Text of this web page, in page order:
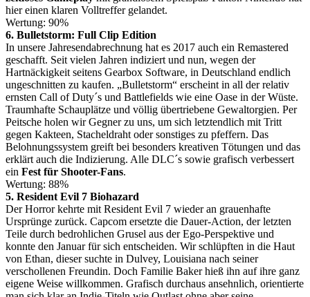
hier einen klaren Volltreffer gelandet.
Wertung: 90%
6. Bulletstorm: Full Clip Edition
In unsere Jahresendabrechnung hat es 2017 auch ein Remastered
geschafft. Seit vielen Jahren indiziert und nun, wegen der
Hartnäckigkeit seitens Gearbox Software, in Deutschland endlich
ungeschnitten zu kaufen. „Bulletstorm“ erscheint in all der relativ
ernsten Call of Duty´s und Battlefields wie eine Oase in der Wüste.
Traumhafte Schauplätze und völlig übertriebene Gewaltorgien. Per
Peitsche holen wir Gegner zu uns, um sich letztendlich mit Tritt
gegen Kakteen, Stacheldraht oder sonstiges zu pfeffern. Das
Belohnungssystem greift bei besonders kreativen Tötungen und das
erklärt auch die Indizierung. Alle DLC´s sowie grafisch verbessert
ein Fest für Shooter-Fans.
Wertung: 88%
5. Resident Evil 7 Biohazard
Der Horror kehrte mit Resident Evil 7 wieder an grauenhafte
Ursprünge zurück. Capcom ersetzte die Dauer-Action, der letzten
Teile durch bedrohlichen Grusel aus der Ego-Perspektive und
konnte den Januar für sich entscheiden. Wir schlüpften in die Haut
von Ethan, dieser suchte in Dulvey, Louisiana nach seiner
verschollenen Freundin. Doch Familie Baker hieß ihn auf ihre ganz
eigene Weise willkommen. Grafisch durchaus ansehnlich, orientierte